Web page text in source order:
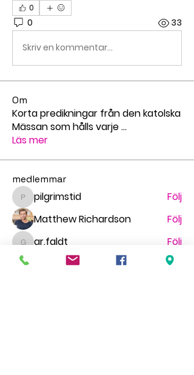
0
0 33
Skriv en kommentar...
Om
Korta predikningar från den katolska
Mässan som hålls varje...
Läs mer
medlemmar
pilgrimstid
pilgrimstid
Följ
Matthew Richardson
Följ
gr.faldt
gr.faldt
Följ
Ingegerd Nygren
Följ